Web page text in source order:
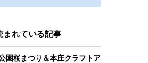
まれている記事
園桜まつり＆本庄クラフトア